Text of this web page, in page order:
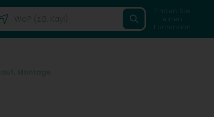
Finden Sie
einen
Fachmann